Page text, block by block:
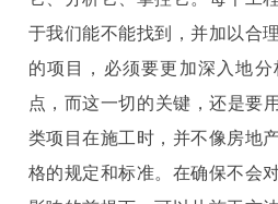
于我们能不能找到，并加以合
的项目，必须要更加深入地
点，而这一切的关键，还是要
类项目在施工时，并不像房地
格的规定和标准。在确保不会